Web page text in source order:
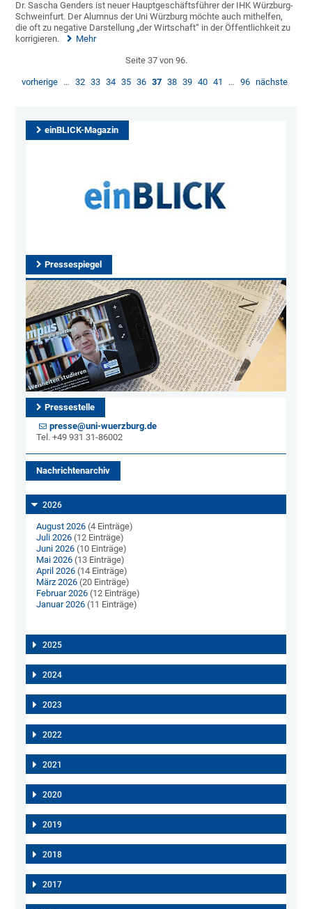
Dr. Sascha Genders ist neuer Hauptgeschäftsführer der IHK Würzburg-
Schweinfurt. Der Alumnus der Uni Würzburg möchte auch mithelfen,
die oft zu negative Darstellung „der Wirtschaft“ in der Öffentlichkeit zu
korrigieren.
Mehr
Seite 37 von 96.
vorherige … 32 33 34 35 36 37 38 39 40 41 … 96 nächste
einBLICK-Magazin
Pressespiegel
Pressestelle
presse@uni-wuerzburg.de
Tel. +49 931 31-86002
Nachrichtenarchiv
2026
August 2026 (4 Einträge)
Juli 2026 (12 Einträge)
Juni 2026 (10 Einträge)
Mai 2026 (13 Einträge)
April 2026 (14 Einträge)
März 2026 (20 Einträge)
Februar 2026 (12 Einträge)
Januar 2026 (11 Einträge)
2025
2024
2023
2022
2021
2020
2019
2018
2017